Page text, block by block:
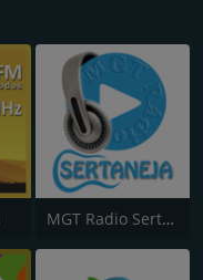
MGT Radio Sertaneja